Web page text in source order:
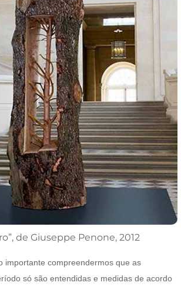
de Giuseppe Penone, 2012
importante compreendermos que as
só são entendidas e medidas de acordo